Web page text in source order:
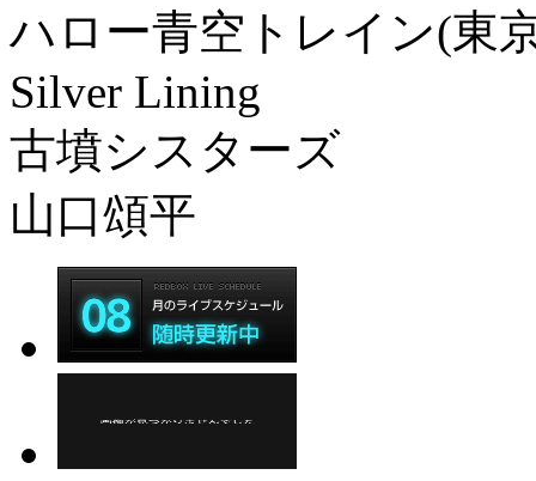
ハロー青空トレイン(東
Silver Lining
古墳シスターズ
山口頌平